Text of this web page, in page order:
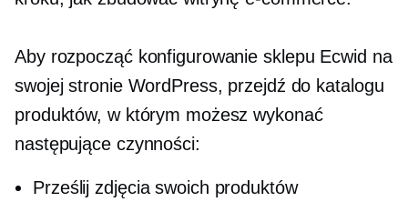
Aby rozpocząć konfigurowanie sklepu Ecwid na
swojej stronie WordPress, przejdź do katalogu
produktów, w którym możesz wykonać
następujące czynności:
Prześlij zdjęcia swoich produktów